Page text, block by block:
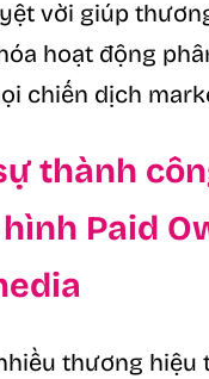
vời giúp
hoạt động
chiến dịch
thành
Paid
thương hiệu